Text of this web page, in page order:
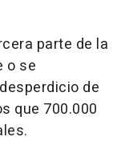
parte de la
o se
de
que 700.000